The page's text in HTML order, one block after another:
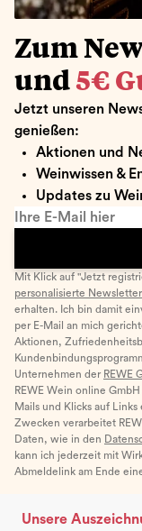
Zum
und 5€
Jetzt unseren
genießen:
Aktionen und
Weinwissen &
Updates zu
Ihre E-Mail hier
Mit Klick auf "Jetzt
personalisierte Newsletter
erhalten. Ich bin damit
per E-Mail an mich
Aktionen,
Unternehmen der REWE
REWE Wein online
Mails und Klicks auf
Zwecken verarbeitet
Daten, wie in den
kann ich jederzeit mit
Abmeldelink am Ende
Unsere